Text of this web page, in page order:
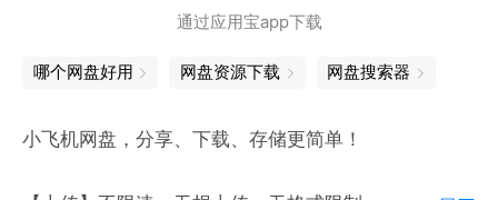
只需轻轻点按一下，即可查看您收藏的所有内容。
Chrome 并非只能快速执行 Google 搜索，而是经过
您可在新标签页中直接点按收藏的新闻网站或社交媒
体。Chrome 还提供了“点按搜索”功能 - 该功能在大多
通过应用宝app下载
哪个网盘好用 网盘资源下载 网盘搜索器
小飞机网盘，分享、下载、存储更简单！